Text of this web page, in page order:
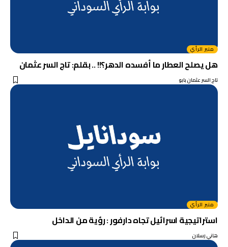
منبر الرأي
هل يصلح العطار ما أفسده الدهر؟!! .. بقلم: تاج السر عثمان
تاج السر عثمان بابو
منبر الرأي
استراتيجية اسرائيل تجاه دارفور : رؤية من الداخل
هاني رسلان